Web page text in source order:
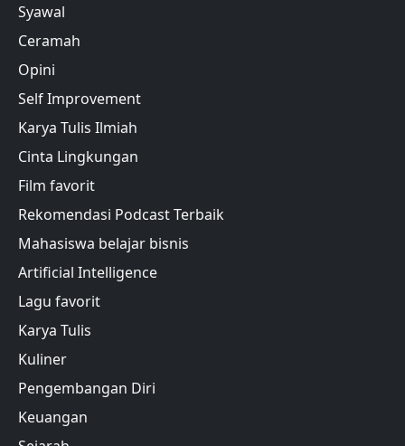
Syawal
Ceramah
Opini
Self Improvement
Karya Tulis Ilmiah
Cinta Lingkungan
Film favorit
Rekomendasi Podcast Terbaik
Mahasiswa belajar bisnis
Artificial Intelligence
Lagu favorit
Karya Tulis
Kuliner
Pengembangan Diri
Keuangan